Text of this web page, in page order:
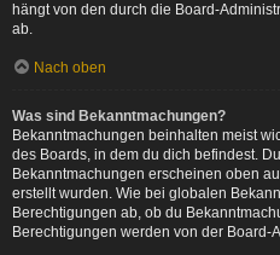
hängt von den durch die Board-
ab.
Nach oben
Was sind Bekanntmachungen?
Bekanntmachungen beinhalten meist
des Boards, in dem du dich befindest.
Bekanntmachungen erscheinen oben
erstellt wurden. Wie bei globalen
Berechtigungen ab, ob du
Berechtigungen werden von der Board-